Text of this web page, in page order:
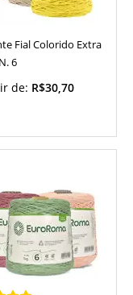
Fial Colorido Extra
6
de: R$30,70